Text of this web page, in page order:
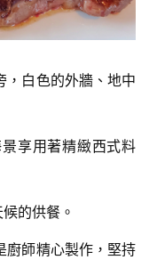
，白色的外牆、地中
享用著精緻西式料
的供餐。
廚師精心製作，堅持